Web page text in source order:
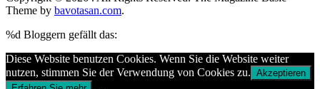
Theme by bavotasan.com.
%d Bloggern gefällt das:
Diese Website benutzen Cookies. Wenn Sie die Website weiter
nutzen, stimmen Sie der Verwendung von Cookies zu. Akzeptieren